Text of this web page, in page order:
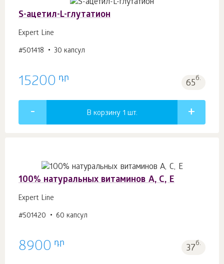
S-ацетил-L-глутатион
Expert Line
#501418 30 капсул
15200 դր 65б.
В корзину 1 шт.
100% натуральных витаминов A, C, Е
Expert Line
#501420 60 капсул
8900 դր 37б.